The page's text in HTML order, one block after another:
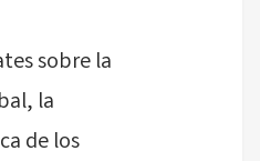
sobre la
la
de los